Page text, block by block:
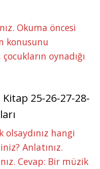
Okuma öncesi
konusunu
oynadığı
Kitap 25-26-27-28-
hangi
Anlatınız.
Cevap: Bir müzik